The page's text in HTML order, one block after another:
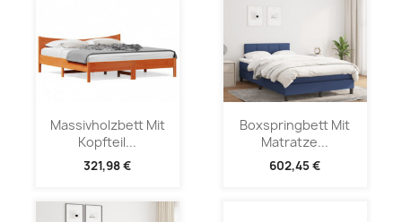
Massivholzbett Mit
Kopfteil...
321,98 €
Boxspringbett Mit
Matratze...
602,45 €